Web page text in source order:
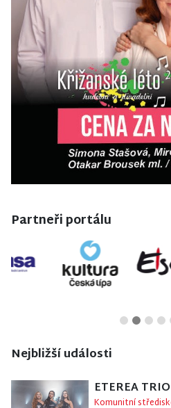
Partneři portálu
Nejbližší události
ETEREA TRIO
Komunitní